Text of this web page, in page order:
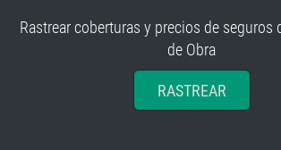
Rastrear coberturas y precios de seguros
de Obra
RASTREAR